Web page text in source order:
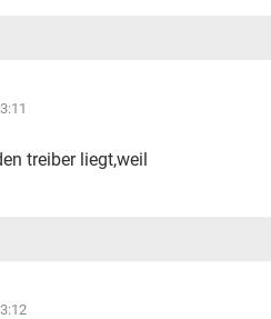
treiber liegt,weil